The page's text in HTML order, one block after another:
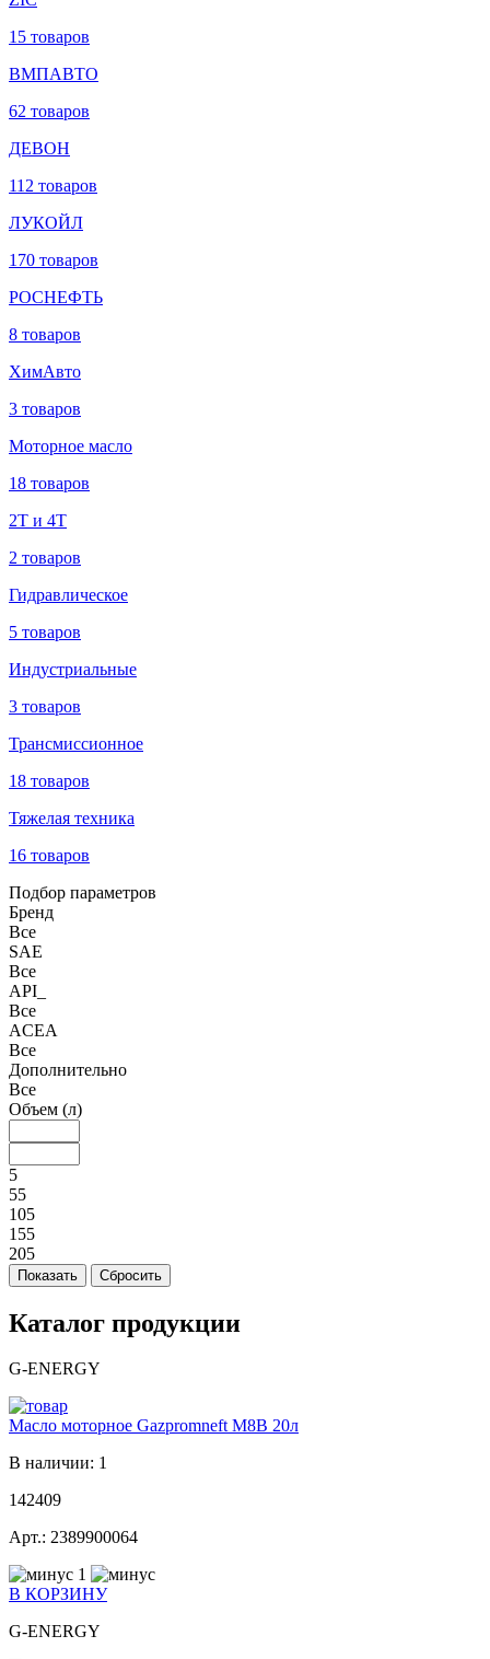
15 товаров
ВМПАВТО
62 товаров
ДЕВОН
112 товаров
ЛУКОЙЛ
170 товаров
РОСНЕФТЬ
8 товаров
ХимАвто
3 товаров
Моторное масло
18 товаров
2Т и 4Т
2 товаров
Гидравлическое
5 товаров
Индустриальные
3 товаров
Трансмиссионное
18 товаров
Тяжелая техника
16 товаров
Подбор параметров
Бренд
Все
SAE
Все
API_
Все
ACEA
Все
Дополнительно
Все
Объем (л)
5
55
105
155
205
Каталог продукции
G-ENERGY
Масло моторное Gazpromneft M8B 20л
В наличии: 1
142409
Арт.: 2389900064
1
В КОРЗИНУ
G-ENERGY